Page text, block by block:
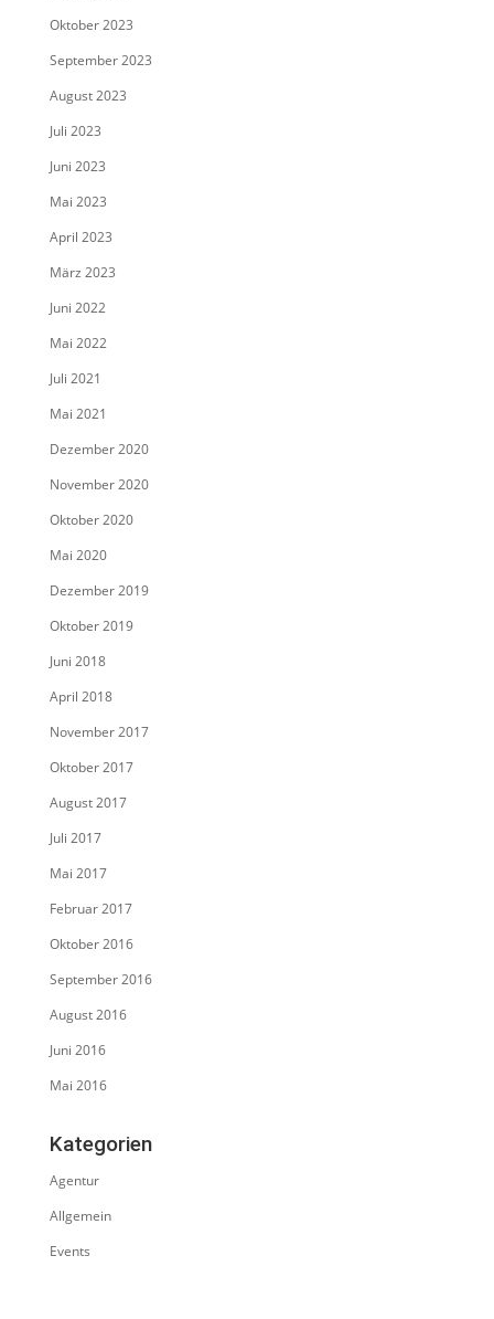
Oktober 2023
September 2023
August 2023
Juli 2023
Juni 2023
Mai 2023
April 2023
März 2023
Juni 2022
Mai 2022
Juli 2021
Mai 2021
Dezember 2020
November 2020
Oktober 2020
Mai 2020
Dezember 2019
Oktober 2019
Juni 2018
April 2018
November 2017
Oktober 2017
August 2017
Juli 2017
Mai 2017
Februar 2017
Oktober 2016
September 2016
August 2016
Juni 2016
Mai 2016
Kategorien
Agentur
Allgemein
Events